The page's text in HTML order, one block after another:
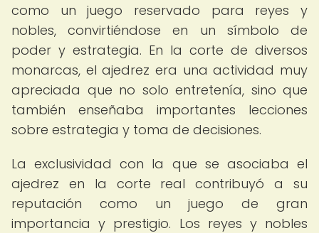
como un juego reservado para reyes y
nobles, convirtiéndose en un símbolo de
poder y estrategia. En la corte de diversos
monarcas, el ajedrez era una actividad muy
apreciada que no solo entretenía, sino que
también enseñaba importantes lecciones
sobre estrategia y toma de decisiones.
La exclusividad con la que se asociaba el
ajedrez en la corte real contribuyó a su
reputación como un juego de gran
importancia y prestigio. Los reyes y nobles